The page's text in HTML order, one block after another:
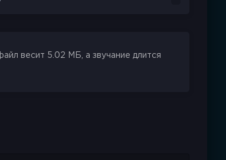
весит 5.02 МБ, а звучание длится